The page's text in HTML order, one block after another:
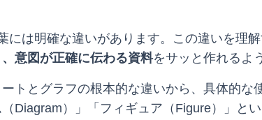
には明確な違いがあります。この違いを理解
意図が正確に伝わる資料をサッと作れるよ
トとグラフの根本的な違いから、具体的な
Diagram）」「フィギュア（Figure）」と